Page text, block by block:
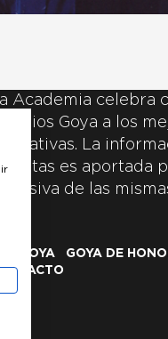
Academia celebra
Goya a los
creativas. La
es aportada
de las
GOYA GOYA DE